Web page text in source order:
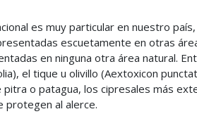
es muy particular en nuestro
escuetamente en otras
en ninguna otra área natural.
el tique u olivillo (Aextoxicon
o patagua, los cipresales más
protegen al alerce.